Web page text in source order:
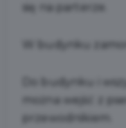
się na parterze.
W budynku
Do budynku i
można wejść z